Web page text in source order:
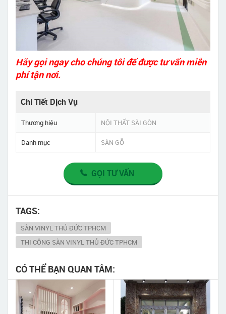
Hãy gọi ngay cho chúng tôi để được tư vấn miễn
phí tận nơi.
Chi Tiết Dịch Vụ
Thương hiệu NỘI THẤT SÀI GÒN
Danh mục SÀN GỖ
GỌI TƯ VẤN
TAGS:
SÀN VINYL THỦ ĐỨC TPHCM
THI CÔNG SÀN VINYL THỦ ĐỨC TPHCM
CÓ THỂ BẠN QUAN TÂM: